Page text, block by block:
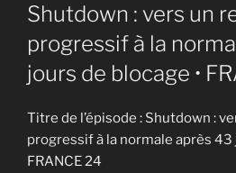
LE
Shutdown : vers un
progressif à la
jours de blocage •
Titre de l’épisode : Shutdown :
progressif à la normale après 43
FRANCE 24